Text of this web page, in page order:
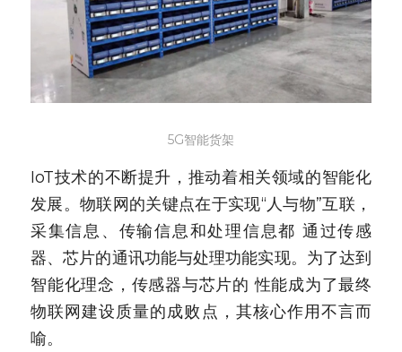
5G智能货架
IoT技术的不断提升，推动着相关领域的智能化
发展。物联网的关键点在于实现“人与物”互联，
采集信息、传输信息和处理信息都 通过传感
器、芯片的通讯功能与处理功能实现。为了达到
智能化理念，传感器与芯片的 性能成为了最终
物联网建设质量的成败点，其核心作用不言而
喻。